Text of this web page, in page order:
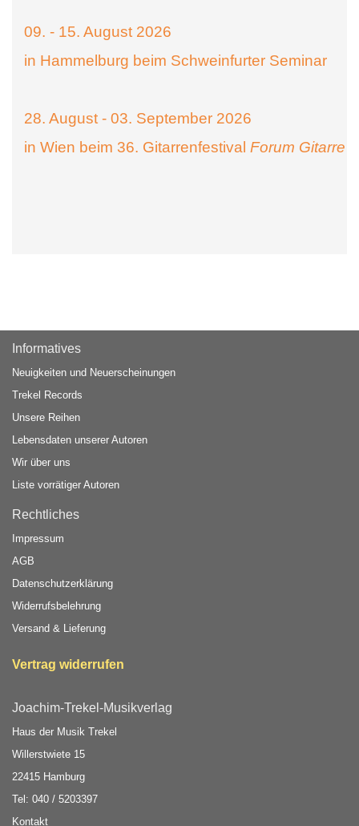
09. - 15. August 2026
in Hammelburg beim Schweinfurter Seminar
28. August - 03. September 2026
in Wien beim 36. Gitarrenfestival Forum Gitarre
Informatives
Neuigkeiten und Neuerscheinungen
Trekel Records
Unsere Reihen
Lebensdaten unserer Autoren
Wir über uns
Liste vorrätiger Autoren
Rechtliches
Impressum
AGB
Datenschutzerklärung
Widerrufsbelehrung
Versand & Lieferung
Vertrag widerrufen
Joachim-Trekel-Musikverlag
Haus der Musik Trekel
Willerstwiete 15
22415 Hamburg
Tel: 040 / 5203397
Kontakt